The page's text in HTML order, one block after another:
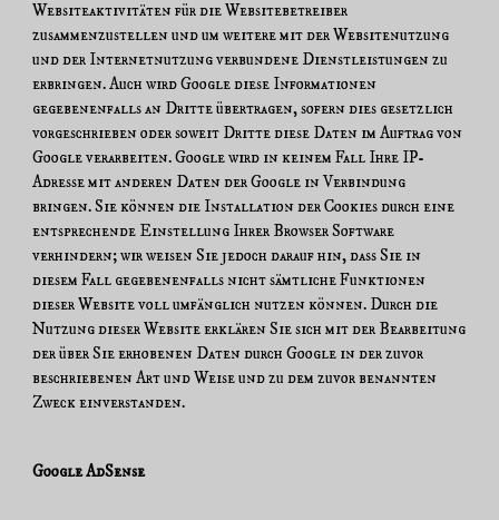
Websiteaktivitäten für die Websitebetreiber
zusammenzustellen und um weitere mit der Websitenutzung
und der Internetnutzung verbundene Dienstleistungen zu
erbringen. Auch wird Google diese Informationen
gegebenenfalls an Dritte übertragen, sofern dies gesetzlich
vorgeschrieben oder soweit Dritte diese Daten im Auftrag von
Google verarbeiten. Google wird in keinem Fall Ihre IP-
Adresse mit anderen Daten der Google in Verbindung
bringen. Sie können die Installation der Cookies durch eine
entsprechende Einstellung Ihrer Browser Software
verhindern; wir weisen Sie jedoch darauf hin, dass Sie in
diesem Fall gegebenenfalls nicht sämtliche Funktionen
dieser Website voll umfänglich nutzen können. Durch die
Nutzung dieser Website erklären Sie sich mit der Bearbeitung
der über Sie erhobenen Daten durch Google in der zuvor
beschriebenen Art und Weise und zu dem zuvor benannten
Zweck einverstanden.
Google AdSense